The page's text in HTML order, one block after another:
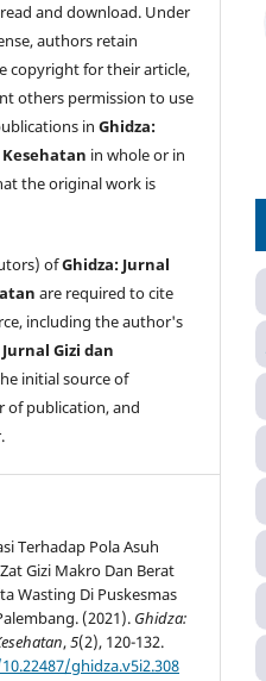
and download. Under
authors retain
copyright for their article,
others permission to use
inGhidza:
Kesehatan in whole or in
the original work is
ofGhidza: Jurnal
are required to cite
including the author's
Gizi dan
initial source of
of publication, and
Terhadap Pola Asuh
Gizi Makro Dan Berat
Wasting Di Puskesmas
(2021). Ghidza:
,5(2), 120-132.
ghidza.v5i2.308